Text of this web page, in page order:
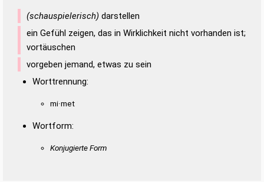
(schauspielerisch) darstellen
ein Gefühl zeigen, das in Wirklichkeit nicht vorhanden ist;
vortäuschen
vorgeben jemand, etwas zu sein
Worttrennung:
mi·met
Wortform:
Konjugierte Form